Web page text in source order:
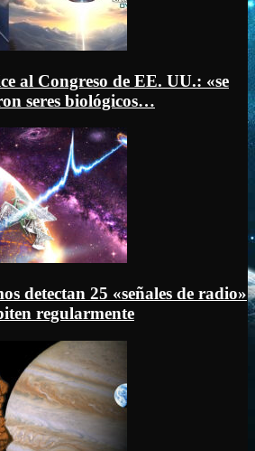
al Congreso de EE. UU.: «se
seres biológicos…
detectan 25 «señales de radio»
regularmente